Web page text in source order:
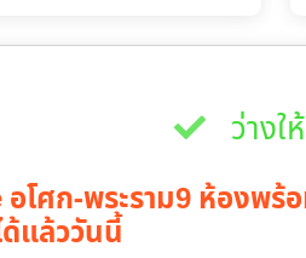
ว่างใ
อโศก-พระราม9 ห้องพร้
แล้ววันนี้